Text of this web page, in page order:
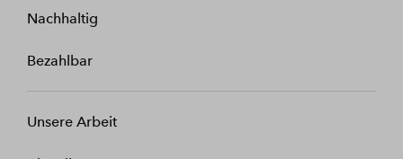
Nachhaltig
Bezahlbar
Unsere Arbeit